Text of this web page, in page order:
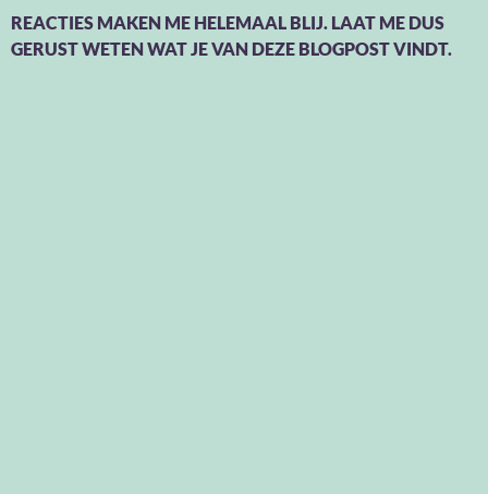
REACTIES MAKEN ME HELEMAAL BLIJ. LAAT ME DUS
GERUST WETEN WAT JE VAN DEZE BLOGPOST VINDT.